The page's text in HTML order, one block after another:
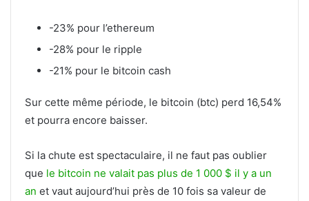
-23% pour l’ethereum
-28% pour le ripple
-21% pour le bitcoin cash
Sur cette même période, le bitcoin (btc) perd 16,54%
et pourra encore baisser.
Si la chute est spectaculaire, il ne faut pas oublier
que le bitcoin ne valait pas plus de 1 000 $ il y a un
an et vaut aujourd’hui près de 10 fois sa valeur de